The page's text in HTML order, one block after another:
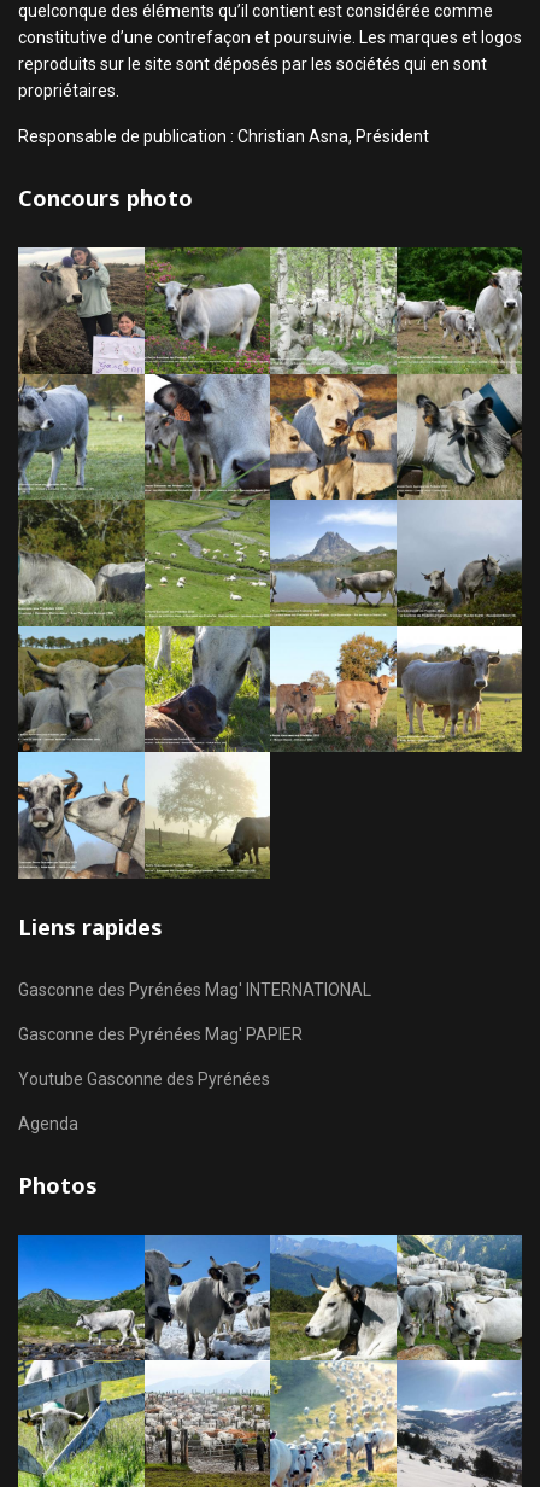
quelconque des éléments qu’il contient est considérée comme
constitutive d’une contrefaçon et poursuivie. Les marques et logos
reproduits sur le site sont déposés par les sociétés qui en sont
propriétaires.
Responsable de publication : Christian Asna, Président
Concours photo
Liens rapides
Gasconne des Pyrénées Mag' INTERNATIONAL
Gasconne des Pyrénées Mag' PAPIER
Youtube Gasconne des Pyrénées
Agenda
Photos